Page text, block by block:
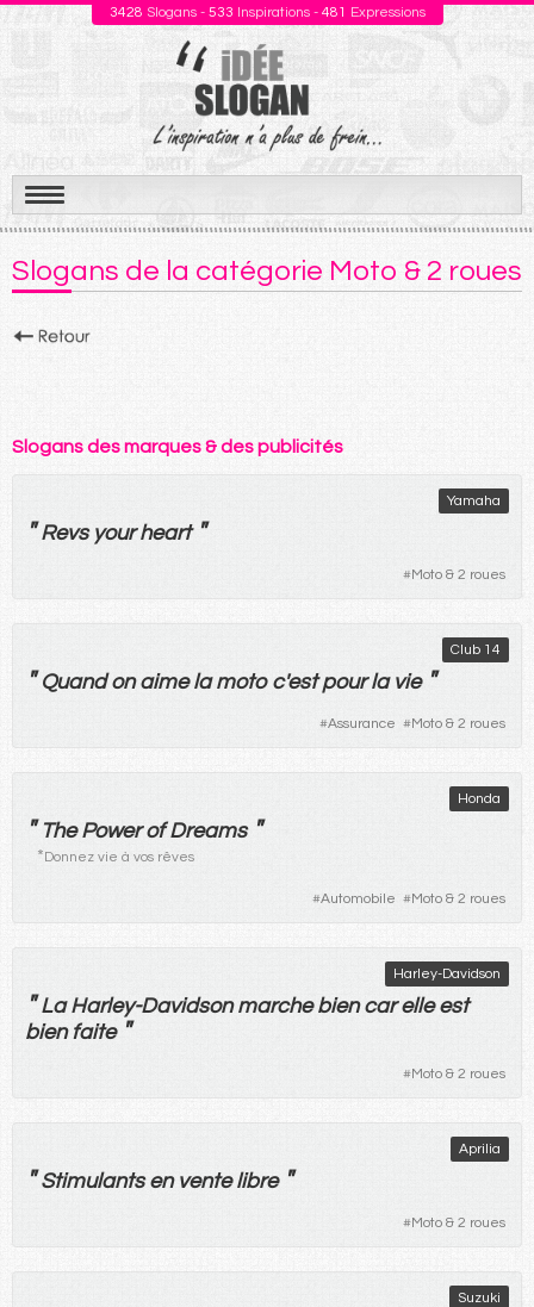
3428 Slogans - 533 Inspirations - 481 Expressions
Aller
au
contenu
Slogans de la catégorie Moto & 2 roues
Slogans des marques & des publicités
Yamaha
"Revs your heart "
#Moto & 2 roues
Club 14
" Quand on aime la motoc'est pour la vie "
#Assurance #Moto & 2 roues
Honda
"The Power of Dreams "
*Donnez vie à vos rêves
#Automobile #Moto & 2 roues
Harley-Davidson
" LaHarley-Davidsonmarche bien car elle est
bien faite "
#Moto & 2 roues
Aprilia
" Stimulants en vente libre "
#Moto & 2 roues
Suzuki